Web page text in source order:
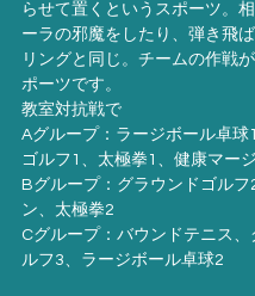
らせて置くというスポーツ。
ーラの邪魔をしたり、弾き飛
リングと同じ。チームの作戦
ポーツです。
教室対抗戦で
Aグループ：ラージボール卓球
ゴルフ1、太極拳1、健康マー
Bグループ：グラウンドゴルフ
ン、太極拳2
Cグループ：バウンドテニス、
ルフ3、ラージボール卓球2